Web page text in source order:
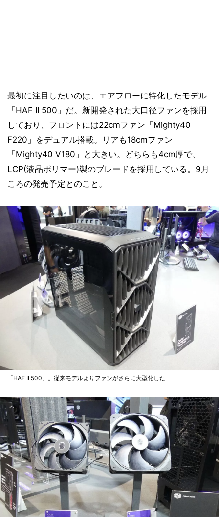
最初に注目したいのは、エアフローに特化したモデル
「HAF II 500」だ。新開発された大口径ファンを採用
しており、フロントには22cmファン「Mighty40
F220」をデュアル搭載。リアも18cmファン
「Mighty40 V180」と大きい。どちらも4cm厚で、
LCP(液晶ポリマー)製のブレードを採用している。9月
ころの発売予定とのこと。
「HAF II 500」。従来モデルよりファンがさらに大型化した